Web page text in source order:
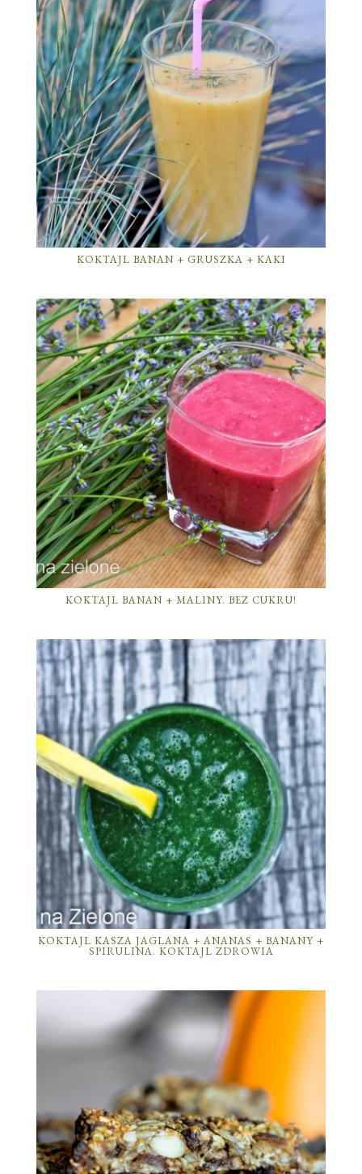
KOKTAJL BANAN + GRUSZKA + KAKI
KOKTAJL BANAN + MALINY. BEZ CUKRU!
KOKTAJL KASZA JAGLANA + ANANAS + BANANY +
SPIRULINA. KOKTAJL ZDROWIA